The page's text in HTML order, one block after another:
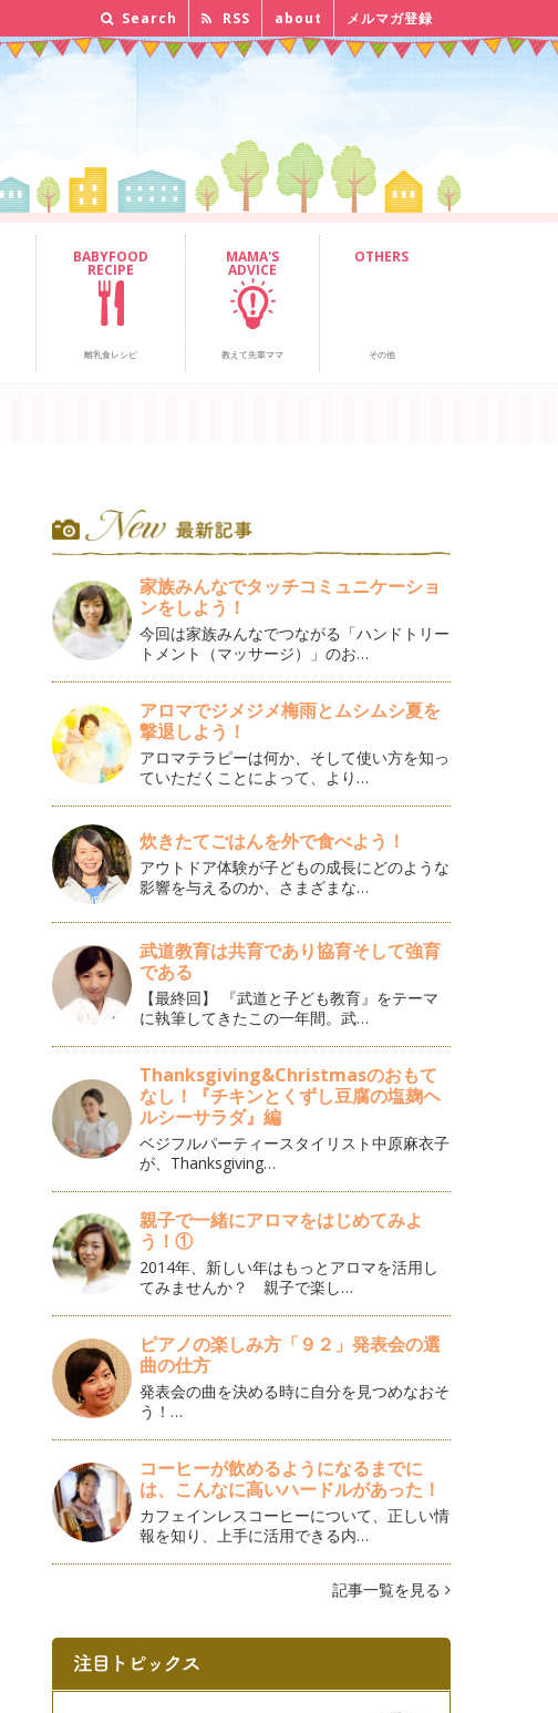
Search RSS about メルマガ登録
BABYFOOD
RECIPE
離乳食レシピ
MAMA'S
ADVICE
教えて先輩ママ
OTHERS
その他
家族みんなでタッチコミュニケーショ
ンをしよう！
今回は家族みんなでつながる「ハンドトリー
トメント（マッサージ）」のお…
アロマでジメジメ梅雨とムシムシ夏を
撃退しよう！
アロマテラピーは何か、そして使い方を知っ
ていただくことによって、より…
炊きたてごはんを外で食べよう！
アウトドア体験が子どもの成長にどのような
影響を与えるのか、さまざまな…
武道教育は共育であり協育そして強育
である
【最終回】 『武道と子ども教育』をテーマ
に執筆してきたこの一年間。武…
Thanksgiving&Christmasのおもて
なし！『チキンとくずし豆腐の塩麹ヘ
ルシーサラダ』編
ベジフルパーティースタイリスト中原麻衣子
が、Thanksgiving…
親子で一緒にアロマをはじめてみよ
う！①
2014年、新しい年はもっとアロマを活用し
てみませんか？ 親子で楽し…
ピアノの楽しみ方「９２」発表会の選
曲の仕方
発表会の曲を決める時に自分を見つめなおそ
う！…
コーヒーが飲めるようになるまでに
は、こんなに高いハードルがあった！
カフェインレスコーヒーについて、正しい情
報を知り、上手に活用できる内…
記事一覧を見る